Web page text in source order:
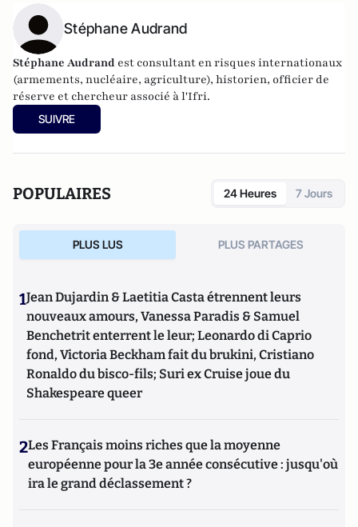
Stéphane Audrand
Stéphane Audrand est consultant en risques internationaux
(armements, nucléaire, agriculture), historien, officier de
réserve et chercheur associé à l'Ifri.
SUIVRE
POPULAIRES 24 Heures 7 Jours
PLUS LUS PLUS PARTAGES
1Jean Dujardin & Laetitia Casta étrennent leurs
nouveaux amours, Vanessa Paradis & Samuel
Benchetrit enterrent le leur; Leonardo di Caprio
fond, Victoria Beckham fait du brukini, Cristiano
Ronaldo du bisco-fils; Suri ex Cruise joue du
Shakespeare queer
2Les Français moins riches que la moyenne
européenne pour la 3e année consécutive : jusqu'où
ira le grand déclassement ?